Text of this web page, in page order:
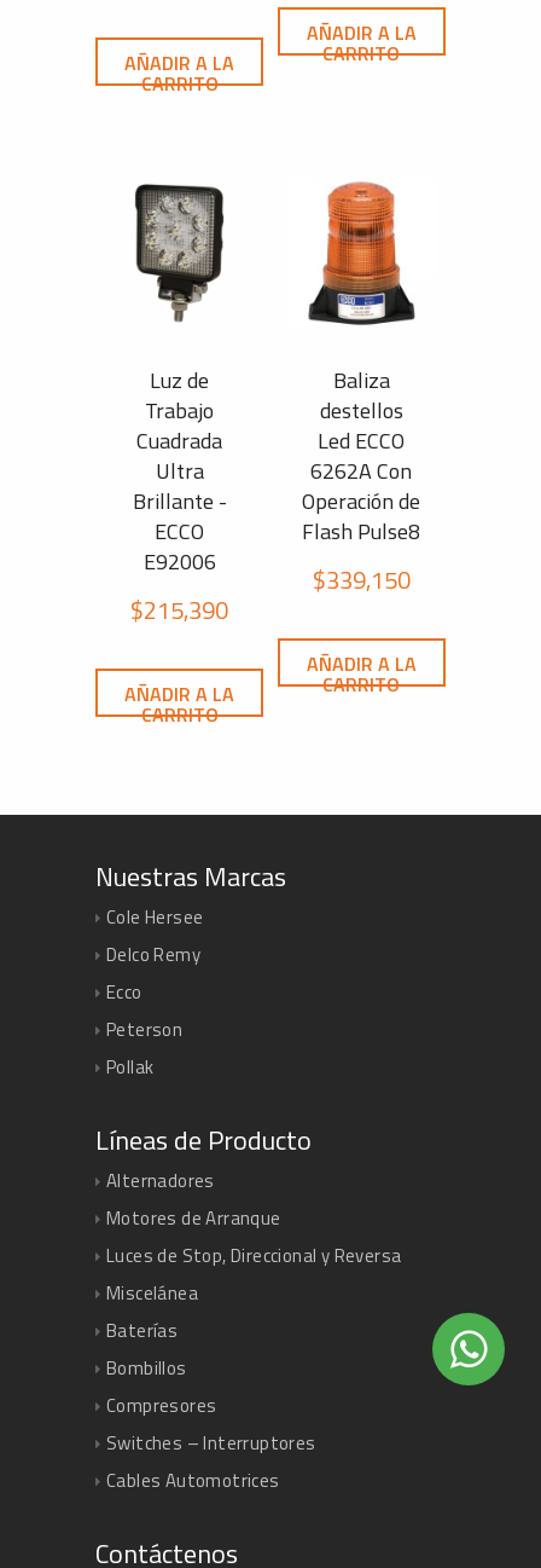
AÑADIR A LA
CARRITO
AÑADIR A LA
CARRITO
Luz de
Trabajo
Cuadrada
Ultra
Brillante -
ECCO
E92006
$215,390
AÑADIR A LA
CARRITO
Baliza
destellos
Led ECCO
6262A Con
Operación de
Flash Pulse8
$339,150
AÑADIR A LA
CARRITO
Nuestras Marcas
Cole Hersee
Delco Remy
Ecco
Peterson
Pollak
Líneas de Producto
Alternadores
Motores de Arranque
Luces de Stop, Direccional y Reversa
Miscelánea
Baterías
Bombillos
Compresores
Switches – Interruptores
Cables Automotrices
Contáctenos